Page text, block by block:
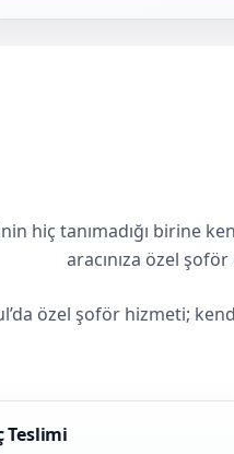
hiç tanımadığı birine
aracınıza özel
özel şoför hizmeti;
Teslimi